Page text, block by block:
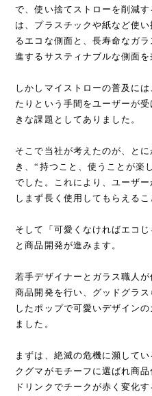
で、使い捨てストローを削減
は、プラスチックや紙など使
るエコな側面と、長寿命なガ
進するサスティナブルな側面を
しかしマイストローの普及に
たりという手間をユーザーが
きな課題としてありました。
そこで当社が考えたのが、と
き、“持つこと、使うことが楽
でした。これにより、ユーザ
しまず長く使用してもらえるこ
そして「可愛くなければエコ
と商品開発が進みます。
若手デザイナーとガラス職人
商品開発を行い、グッドグラ
したポップで可愛いデザイン
ました。
まずは、絶滅の危機に瀕して
クグマがモチーフに選ばれ商
ドリンクでチークが赤く変化